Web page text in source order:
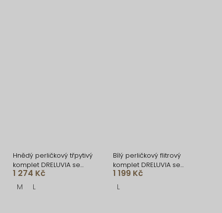
Hnědý perličkový třpytivý
komplet DRELUVIA se
sukní
1 274 Kč
M L
Bílý perličkový flitrový
komplet DRELUVIA se
sukní
1 199 Kč
L